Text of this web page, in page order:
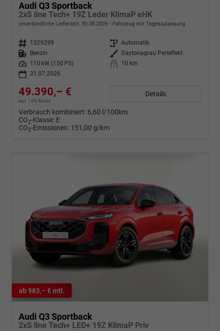
Audi Q3 Sportback
2xS line Tech+ 19Z Leder KlimaP eHK
unverbindliche Lieferzeit: 30.08.2026 Fahrzeug mit Tageszulassung
Fahrzeugnr. 1329299 Getriebe Automatik
Kraftstoff
Benzin Außenfarbe
Daytonagrau Perleffekt
Leistung
110 kW (150 PS) Kilometerstand
10 km
31.07.2026
49.390,– €
incl. 19% MwSt.
Details
Verbrauch kombiniert: 6,60 l/100km
CO2-Klasse: E
CO2-Emissionen: 151,00 g/km
ab 983,– € mtl.
Audi Q3 Sportback
2xS line Tech+ LED+ 19Z KlimaP Priv